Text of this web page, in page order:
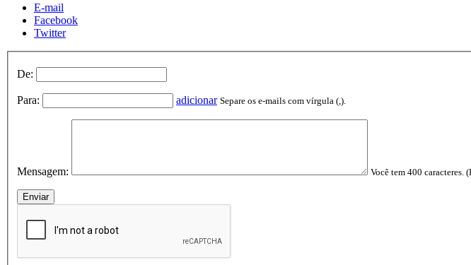
E-mail
Facebook
Twitter
De:
Para: adicionar Separe os e-mails com vírgula (,).
Mensagem: Você tem 400 caracteres.